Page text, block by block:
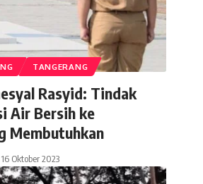
TANGERANG
Rasyid: Tindak
Air Bersih ke
Membutuhkan
Oktober 2023